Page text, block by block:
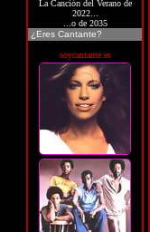
La Canción del Verano de
2022...
...o de 2035
¿Eres Cantante?
soycantante.es